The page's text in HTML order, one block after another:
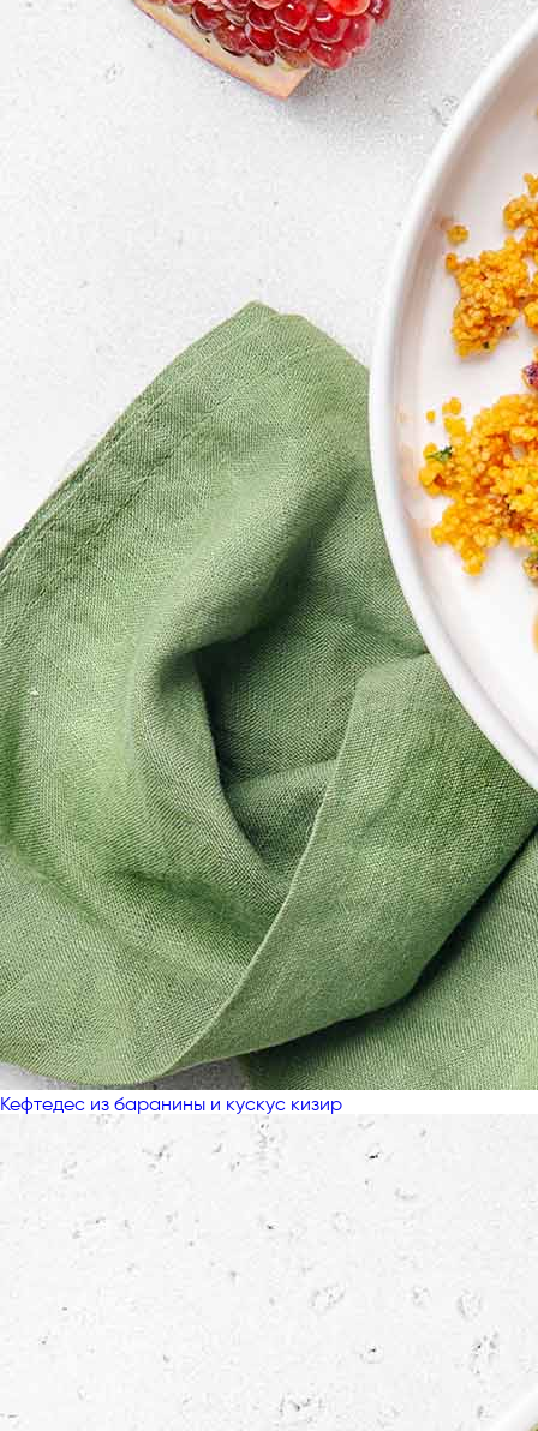
Кефтедес из баранины и кускус кизир